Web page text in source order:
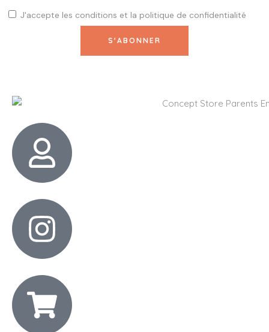
J'accepte les conditions et la politique de confidentialité